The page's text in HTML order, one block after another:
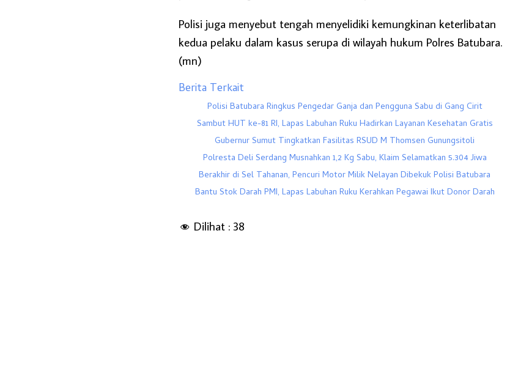
Polisi juga menyebut tengah menyelidiki kemungkinan keterlibatan
kedua pelaku dalam kasus serupa di wilayah hukum Polres Batubara.
(mn)
Berita Terkait
Polisi Batubara Ringkus Pengedar Ganja dan Pengguna Sabu di Gang Cirit
Sambut HUT ke-81 RI, Lapas Labuhan Ruku Hadirkan Layanan Kesehatan Gratis
Gubernur Sumut Tingkatkan Fasilitas RSUD M Thomsen Gunungsitoli
Polresta Deli Serdang Musnahkan 1,2 Kg Sabu, Klaim Selamatkan 5.304 Jiwa
Berakhir di Sel Tahanan, Pencuri Motor Milik Nelayan Dibekuk Polisi Batubara
Bantu Stok Darah PMI, Lapas Labuhan Ruku Kerahkan Pegawai Ikut Donor Darah
Dilihat : 38